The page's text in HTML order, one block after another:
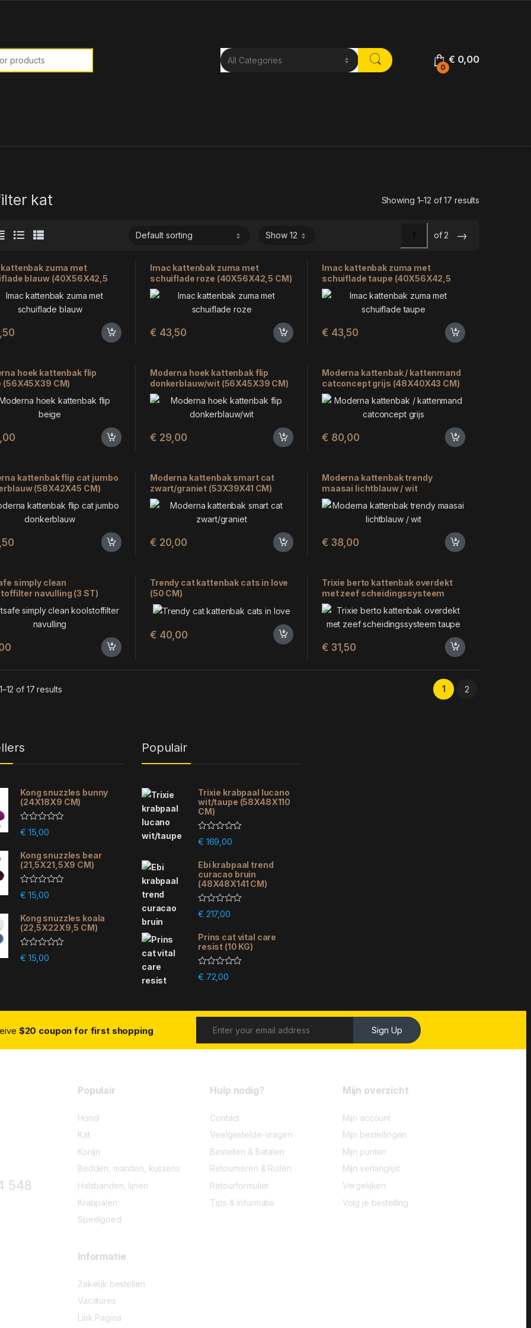
0
€ 0,00
kat Showing 1–12 of 17 results
of 2 →
zuma met
blauw (40X56X42,5
Imac kattenbak zuma met
schuiflade roze (40X56X42,5 CM)
€ 43,50
Imac kattenbak zuma met
schuiflade taupe (40X56X42,5
CM)
€ 43,50
hoek kattenbak flip
(56X45X39 CM)
Moderna hoek kattenbak flip
donkerblauw/wit (56X45X39 CM)
€ 29,00
Moderna kattenbak / kattenmand
catconcept grijs (48X40X43 CM)
€ 80,00
kattenbak flip cat jumbo
(58X42X45 CM)
Moderna kattenbak smart cat
zwart/graniet (53X39X41 CM)
€ 20,00
Moderna kattenbak trendy
maasai lichtblauw / wit
(50X39X39 CM)
€ 38,00
simply clean
navulling (3 ST)
Trendy cat kattenbak cats in love
(50 CM)
€ 40,00
Trixie berto kattenbak overdekt
met zeef scheidingssysteem
taupe (59X39X42 CM)
€ 31,50
of 17 results 1 2
Kong snuzzles bunny
(24X18X9 CM)
R
a
e
d
0
o
t
5
€ 15,00
Kong snuzzles bear
(21,5X21,5X9 CM)
R
a
e
d
0
o
t
€ 15,00
Kong snuzzles koala
(22,5X22X9,5 CM)
R
a
u
o
f
€ 15,00
Populair
Trixie krabpaal lucano
wit/taupe (58X48X110
CM)
R
a
e
d
0
o
u
t
o
€ 169,00
Ebi krabpaal trend
curacao bruin
(48X48X141 CM)
R
a
e
d
0
o
t
€ 217,00
Prins cat vital care
resist (10 KG)
R
a
o
€ 72,00
$20 coupon for first shopping Sign Up
548
Populair
Hond
Kat
Konijn
Bedden, manden, kussens
Halsbanden, lijnen
Krabpalen
Speelgoed
Hulp nodig?
Contact
Veelgestelde-vragen
Bestellen & Betalen
Retourneren & Ruilen
Retourformulier
Tips & informatie
Mijn overzicht
Mijn account
Mijn bestellingen
Mijn punten
Mijn verlanglijst
Vergelijken
Volg je bestelling
Informatie
Zakelijk bestellen
Vacatures
Link Pagina